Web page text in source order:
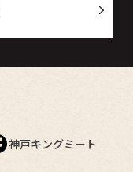
神戸キングミート